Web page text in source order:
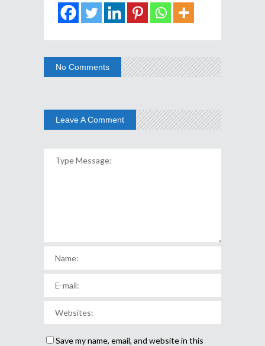
No Comments
Leave A Comment
Save my name, email, and website in this